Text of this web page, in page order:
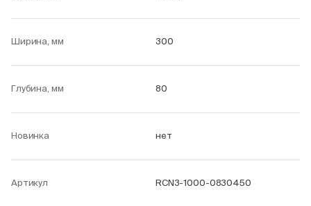
Ширина, мм 300
Глубина, мм 80
Новинка нет
Артикул RCN3-1000-0830450